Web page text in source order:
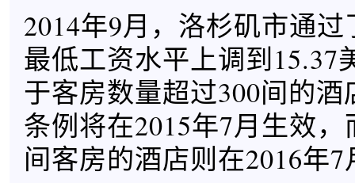
2014年9月，洛杉矶市通
最低工资水平上调到15.37
于客房数量超过300间的
条例将在2015年7月生效
间客房的酒店则在2016年